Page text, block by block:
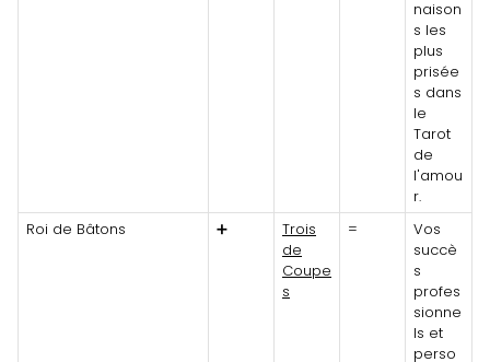
naison
s les
plus
prisée
s dans
le
Tarot
de
l'amou
r.
Roi de Bâtons
➕
Trois
de
Coupe
s
=
Vos
succè
s
profes
sionne
ls et
perso